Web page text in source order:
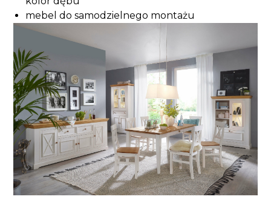
mebel do samodzielnego montażu